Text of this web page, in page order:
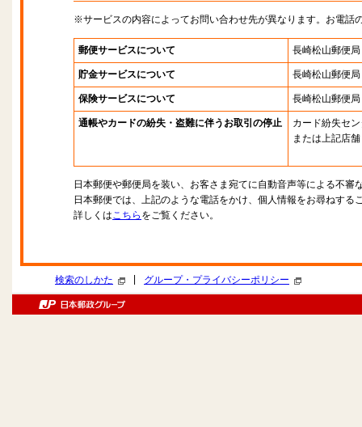
※サービスの内容によってお問い合わせ先が異なります。お電話
郵便サービスについて 長崎松山郵便局
貯金サービスについて 長崎松山郵便局
保険サービスについて 長崎松山郵便局
通帳やカードの紛失・盗難に伴うお取引の停止
カード紛失セ
または上記店舗
日本郵便や郵便局を装い、お客さま宛てに自動音声等による不審
日本郵便では、上記のような電話をかけ、個人情報をお尋ねする
詳しくはこちら をご覧ください。
検索のしかた グループ・プライバシーポリシー